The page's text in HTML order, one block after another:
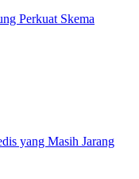
Perkuat Skema
yang Masih Jarang